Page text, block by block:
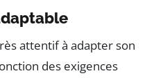
attentif à adapter son
des exigences